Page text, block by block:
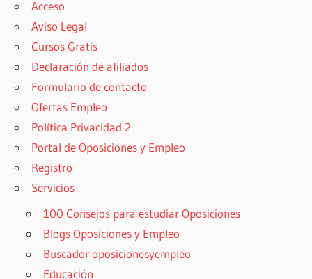
Acceso
Aviso Legal
Cursos Gratis
Declaración de afiliados
Formulario de contacto
Ofertas Empleo
Política Privacidad 2
Portal de Oposiciones y Empleo
Registro
Servicios
100 Consejos para estudiar Oposiciones
Blogs Oposiciones y Empleo
Buscador oposicionesyempleo
Educación